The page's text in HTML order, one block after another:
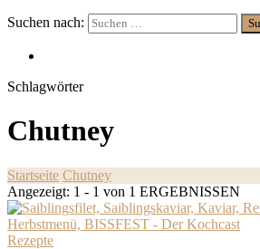
Suchen nach:
Schlagwörter
Chutney
Startseite Chutney
Angezeigt: 1 - 1 von 1 ERGEBNISSEN
Rezepte